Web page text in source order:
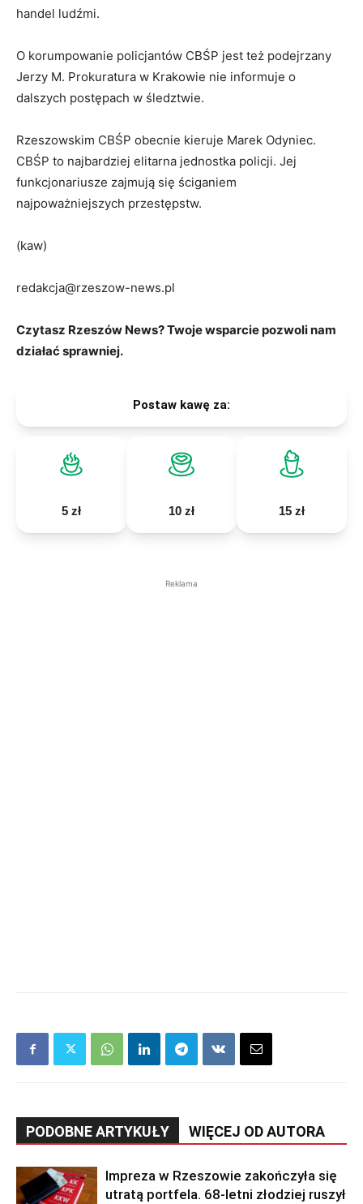
handel ludźmi.
O korumpowanie policjantów CBŚP jest też podejrzany
Jerzy M. Prokuratura w Krakowie nie informuje o
dalszych postępach w śledztwie.
Rzeszowskim CBŚP obecnie kieruje Marek Odyniec.
CBŚP to najbardziej elitarna jednostka policji. Jej
funkcjonariusze zajmują się ściganiem
najpoważniejszych przestępstw.
(kaw)
redakcja@rzeszow-news.pl
Czytasz Rzeszów News? Twoje wsparcie pozwoli nam
działać sprawniej.
Postaw kawę za:
5 zł 10 zł 15 zł
Reklama
PODOBNE ARTYKUŁY WIĘCEJ OD AUTORA
Impreza w Rzeszowie zakończyła się
utratą portfela. 68-letni złodziej ruszył